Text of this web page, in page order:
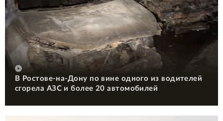
В Ростове-на-Дону по вине одного из водителей
сгорела АЗС и более 20 автомобилей